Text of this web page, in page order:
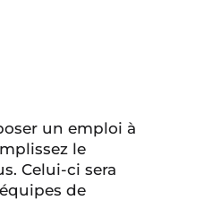
un emploi à
le
Celui-ci sera
de